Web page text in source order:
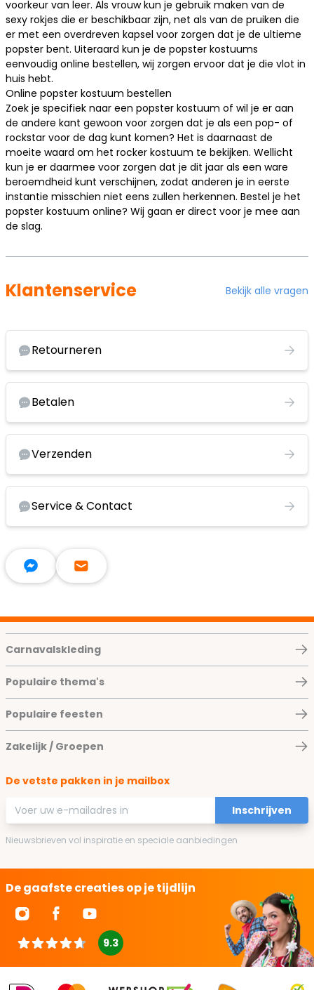
voorkeur van leer. Als vrouw kun je gebruik maken van de
sexy rokjes die er beschikbaar zijn, net als van de pruiken die
er met een overdreven kapsel voor zorgen dat je de ultieme
popster bent. Uiteraard kun je de popster kostuums
eenvoudig online bestellen, wij zorgen ervoor dat je die vlot in
huis hebt.
Online popster kostuum bestellen
Zoek je specifiek naar een popster kostuum of wil je er aan
de andere kant gewoon voor zorgen dat je als een pop- of
rockstar voor de dag kunt komen? Het is daarnaast de
moeite waard om het rocker kostuum te bekijken. Wellicht
kun je er daarmee voor zorgen dat je dit jaar als een ware
beroemdheid kunt verschijnen, zodat anderen je in eerste
instantie misschien niet eens zullen herkennen. Bestel je het
popster kostuum online? Wij gaan er direct voor je mee aan
de slag.
Klantenservice Bekijk alle vragen
Retourneren
Betalen
Verzenden
Service & Contact
Carnavalskleding
Populaire thema's
Populaire feesten
Zakelijk / Groepen
De vetste pakken in je mailbox
E-mailadres
Inschrijven
Nieuwsbrieven vol inspiratie en speciale aanbiedingen
De gaafste creaties op je tijdlijn
9.3